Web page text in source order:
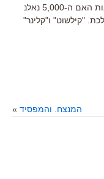
ה"סקס והעיר הגדולה" של הסתיו. מעניין לראות האם ה-5,000 נאלנ
"קילשוט" ו"קלינר"
המנצח. והמפסיד »